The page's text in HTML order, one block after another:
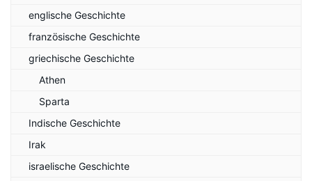
englische Geschichte
französische Geschichte
griechische Geschichte
Athen
Sparta
Indische Geschichte
Irak
israelische Geschichte